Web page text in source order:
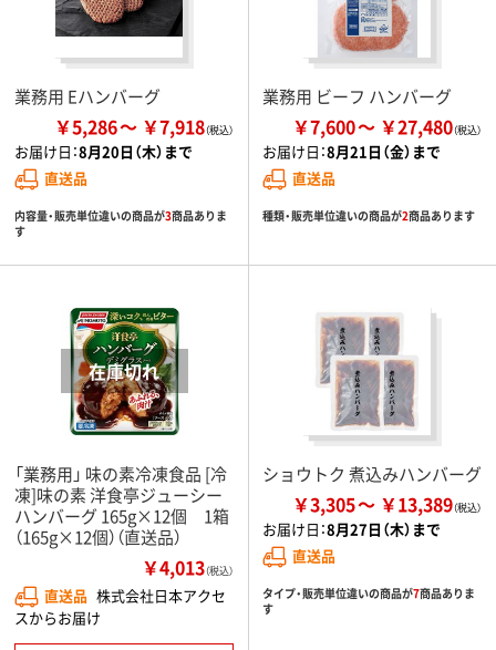
業務用 Eハンバーグ
￥5,286 ￥7,918
お届け日：8月20日（木）まで
直送品
内容量・販売単位違いの商品が3商品ありま
す
業務用 ビーフ ハンバーグ
￥7,600 ￥27,480
お届け日：8月21日（金）まで
直送品
種類・販売単位違いの商品が2商品あります
「業務用」 味の素冷凍食品 [冷
凍]味の素 洋食亭ジューシー
ハンバーグ 165g×12個 1箱
（165g×12個）（直送品）
￥4,013（税込）
直送品 株式会社日本アクセ
スからお届け
ショウトク 煮込みハンバーグ
￥3,305 ￥13,389
お届け日：8月27日（木）まで
直送品
タイプ・販売単位違いの商品が7商品ありま
す